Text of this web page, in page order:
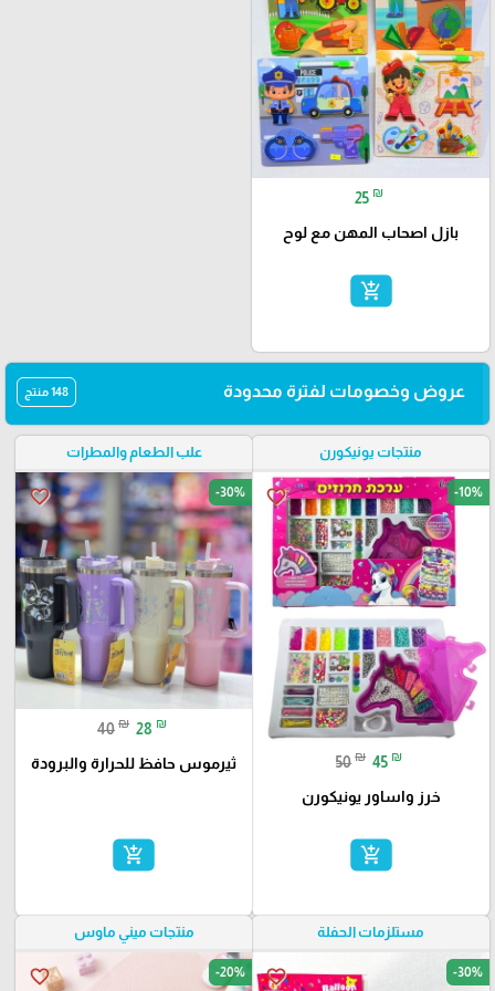
25 ₪
بازل اصحاب المهن مع لوح
add_shopping_cart
عروض وخصومات لفترة محدودة 148 منتج
منتجات يونيكورن
favorite_border -10%
50 ₪ 45 ₪
خرز واساور يونيكورن
add_shopping_cart
علب الطعام والمطرات
favorite_border -30%
40 ₪ 28 ₪
ثيرموس حافظ للحرارة والبرودة
add_shopping_cart
مستلزمات الحفلة
favorite_border -30%
منتجات ميني ماوس
favorite_border -20%